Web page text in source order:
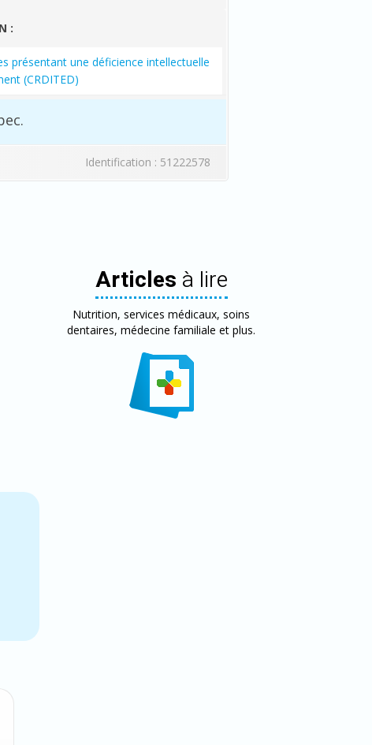
:
présentant une déficience intellectuelle
(CRDITED)
Identification : 51222578
Articles à lire
Nutrition, services médicaux, soins
dentaires, médecine familiale et plus.